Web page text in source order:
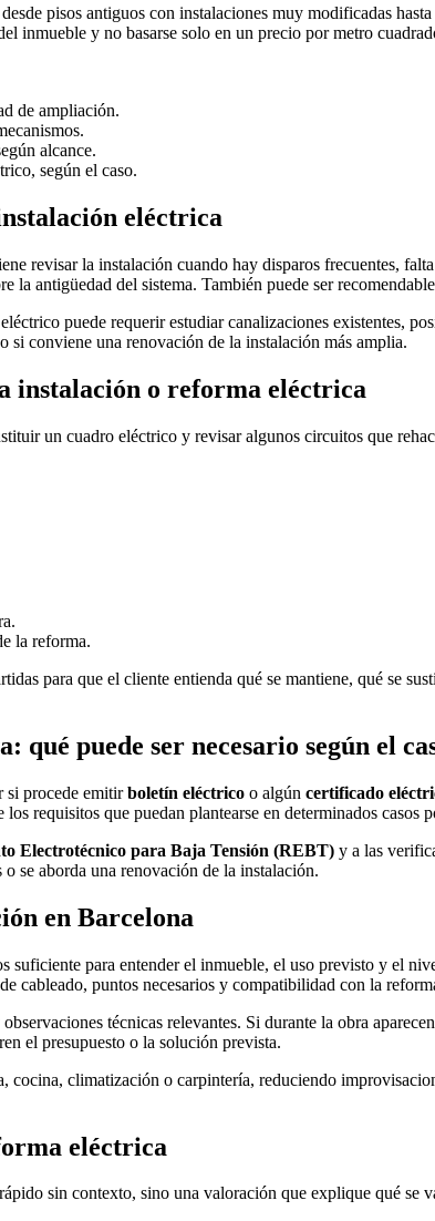
pisos antiguos con instalaciones muy modificadas
inmueble y no basarse solo en un precio por metro
de ampliación.
alcance.
según el caso.
eléctrica
revisar la instalación cuando hay disparos frecuentes,
la antigüedad del sistema. También puede ser
puede requerir estudiar canalizaciones existentes,
si conviene una renovación de la instalación más amplia.
instalación o reforma eléctrica
un cuadro eléctrico y revisar algunos circuitos que
la reforma.
para que el cliente entienda qué se mantiene, qué se
puede ser necesario según el
si procede emitirboletín eléctrico o algún certificado
requisitos que puedan plantearse en determinados
Electrotécnico para Baja Tensión (REBT) y a las
se aborda una renovación de la instalación.
en Barcelona
suficiente para entender el inmueble, el uso previsto y el
cableado, puntos necesarios y compatibilidad con la
técnicas relevantes. Si durante la obra
el presupuesto o la solución prevista.
climatización o carpintería, reduciendo
eléctrica
sin contexto, sino una valoración que explique qué se